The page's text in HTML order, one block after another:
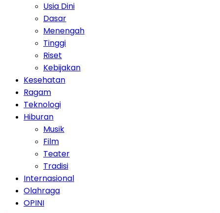
Usia Dini
Dasar
Menengah
Tinggi
Riset
Kebijakan
Kesehatan
Ragam
Teknologi
Hiburan
Musik
Film
Teater
Tradisi
Internasional
Olahraga
OPINI